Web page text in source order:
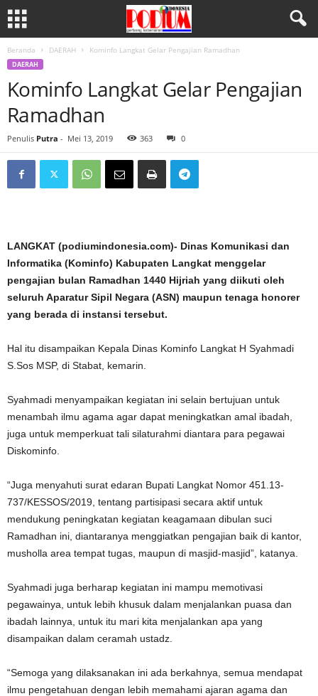
Beranda DAERAH Kominfo Langkat Gelar Pengajian Ramadhan
DAERAH
Kominfo Langkat Gelar Pengajian
Ramadhan
Penulis Putra - Mei 13, 2019 363 0
LANGKAT (podiumindonesia.com)- Dinas Komunikasi dan
Informatika (Kominfo) Kabupaten Langkat menggelar
pengajian bulan Ramadhan 1440 Hijriah yang diikuti oleh
seluruh Aparatur Sipil Negara (ASN) maupun tenaga honorer
yang berada di instansi tersebut.
Hal itu disampaikan Kepala Dinas Kominfo Langkat H Syahmadi
S.Sos MSP, di Stabat, kemarin.
Syahmadi menyampaikan kegiatan ini selain bertujuan untuk
menambah ilmu agama agar dapat meningkatkan amal ibadah,
juga untuk memperkuat tali silaturahmi diantara para pegawai
Diskominfo.
“Juga menyahuti surat edaran Bupati Langkat Nomor 451.13-
737/KESSOS/2019, tentang partisipasi secara aktif untuk
mendukung peningkatan kegiatan keagamaan dibulan suci
Ramadhan ini, diantaranya menggiatkan pengajian baik di kantor,
musholla area tempat tugas, maupun di masjid-masjid”, katanya.
Syahmadi juga berharap kegiatan ini mampu memotivasi
pegawainya, untuk lebih khusuk dalam menjalankan puasa dan
ibadah lainnya, untuk itu mari kita menjalankan apa yang
disampaikan dalam ceramah ustadz.
“Semoga yang dilaksanakan ini ada berkahnya, semua mendapat
ilmu pengetahuan dengan lebih memahami ajaran agama dan